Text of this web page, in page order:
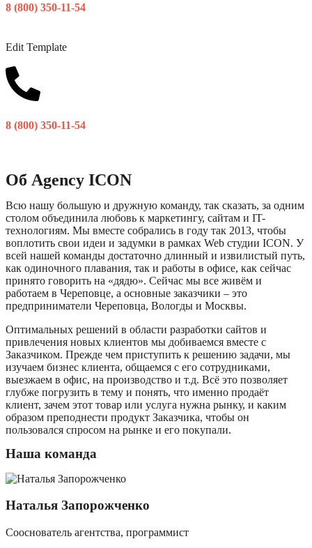
8 (800) 350-11-54
Edit Template
8 (800) 350-11-54
Об Agency ICON
Всю нашу большую и дружную команду, так сказать, за одним
столом объединила любовь к маркетингу, сайтам и IT-
технологиям. Мы вместе собрались в году так 2013, чтобы
воплотить свои идеи и задумки в рамках Web студии ICON. У
всей нашей команды достаточно длинный и извилистый путь,
как одиночного плавания, так и работы в офисе, как сейчас
принято говорить на «дядю». Сейчас мы все живём и
работаем в Череповце, а основные заказчики – это
предприниматели Череповца, Вологды и Москвы.
Оптимальных решений в области разработки сайтов и
привлечения новых клиентов мы добиваемся вместе с
Заказчиком. Прежде чем приступить к решению задачи, мы
изучаем бизнес клиента, общаемся с его сотрудниками,
выезжаем в офис, на производство и т.д. Всё это позволяет
глубже погрузить в тему и понять, что именно продаёт
клиент, зачем этот товар или услуга нужна рынку, и каким
образом преподнести продукт Заказчика, чтобы он
пользовался спросом на рынке и его покупали.
Наша команда
Наталья Запорожченко
Сооснователь агентства, программист